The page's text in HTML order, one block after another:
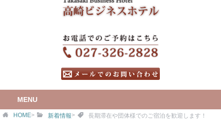
MENU
HOME> 新着情報> 長期滞在や団体様でのご宿泊を歓迎します！